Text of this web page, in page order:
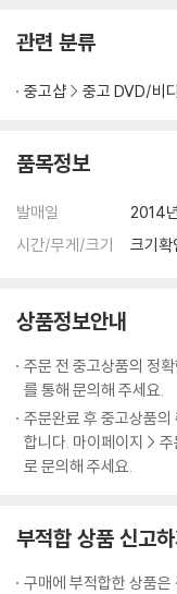
관련 분류
중고샵 중고 DVD/비
품목정보
발매일
2014
시간/무게/크기
크기확
상품정보안내
주문 전 중고상품의 정
를 통해 문의해 주세요.
주문완료 후 중고상품의
합니다. 마이페이지 >
로 문의해 주세요.
부적합 상품 신고
구매에 부적합한 상품은